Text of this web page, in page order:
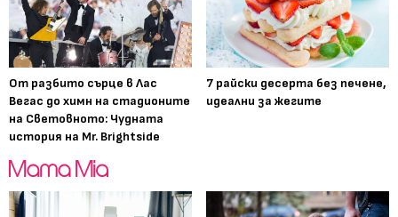
От разбито сърце в Лас
Вегас до химн на стадионите
на Световното: Чудната
история на Mr. Brightside
7 райски десерта без печене,
идеални за жегите